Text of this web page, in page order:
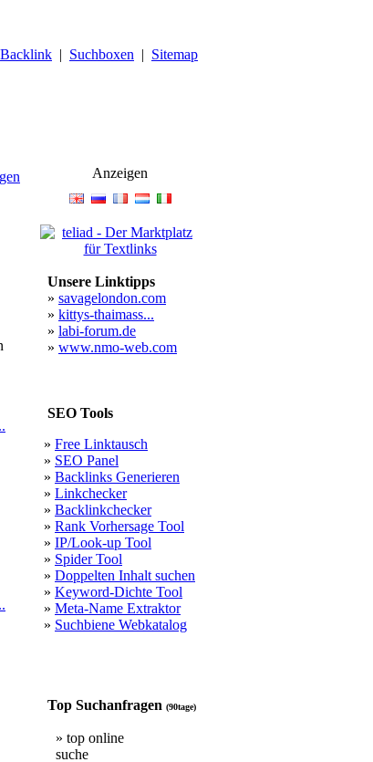
Backlink | Suchboxen | Sitemap
Anzeigen
Unsere Linktipps
» savagelondon.com
» kittys-thaimass...
» labi-forum.de
» www.nmo-web.com
SEO Tools
» Free Linktausch
» SEO Panel
» Backlinks Generieren
» Linkchecker
» Backlinkchecker
» Rank Vorhersage Tool
» IP/Look-up Tool
» Spider Tool
» Doppelten Inhalt suchen
» Keyword-Dichte Tool
» Meta-Name Extraktor
» Suchbiene Webkatalog
Top Suchanfragen (90tage)
» top online
suche